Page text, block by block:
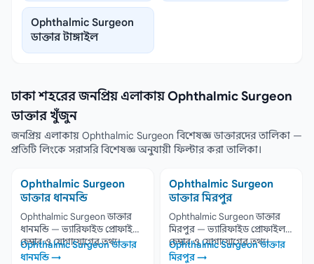
Ophthalmic Surgeon
ডাক্তার টাঙ্গাইল
ঢাকা শহরের জনপ্রিয় এলাকায় Ophthalmic Surgeon
ডাক্তার খুঁজুন
জনপ্রিয় এলাকায় Ophthalmic Surgeon বিশেষজ্ঞ ডাক্তারদের তালিকা —
প্রতিটি লিংকে সরাসরি বিশেষজ্ঞ অনুযায়ী ফিল্টার করা তালিকা।
Ophthalmic Surgeon
ডাক্তার ধানমন্ডি
Ophthalmic Surgeon ডাক্তার
ধানমন্ডি — ভ্যারিফাইড প্রোফাইল,
চেম্বার ও যোগাযোগের তথ্য।
Ophthalmic Surgeon ডাক্তার
ধানমন্ডি →
Ophthalmic Surgeon
ডাক্তার মিরপুর
Ophthalmic Surgeon ডাক্তার
মিরপুর — ভ্যারিফাইড প্রোফাইল,
চেম্বার ও যোগাযোগের তথ্য।
Ophthalmic Surgeon ডাক্তার
মিরপুর →